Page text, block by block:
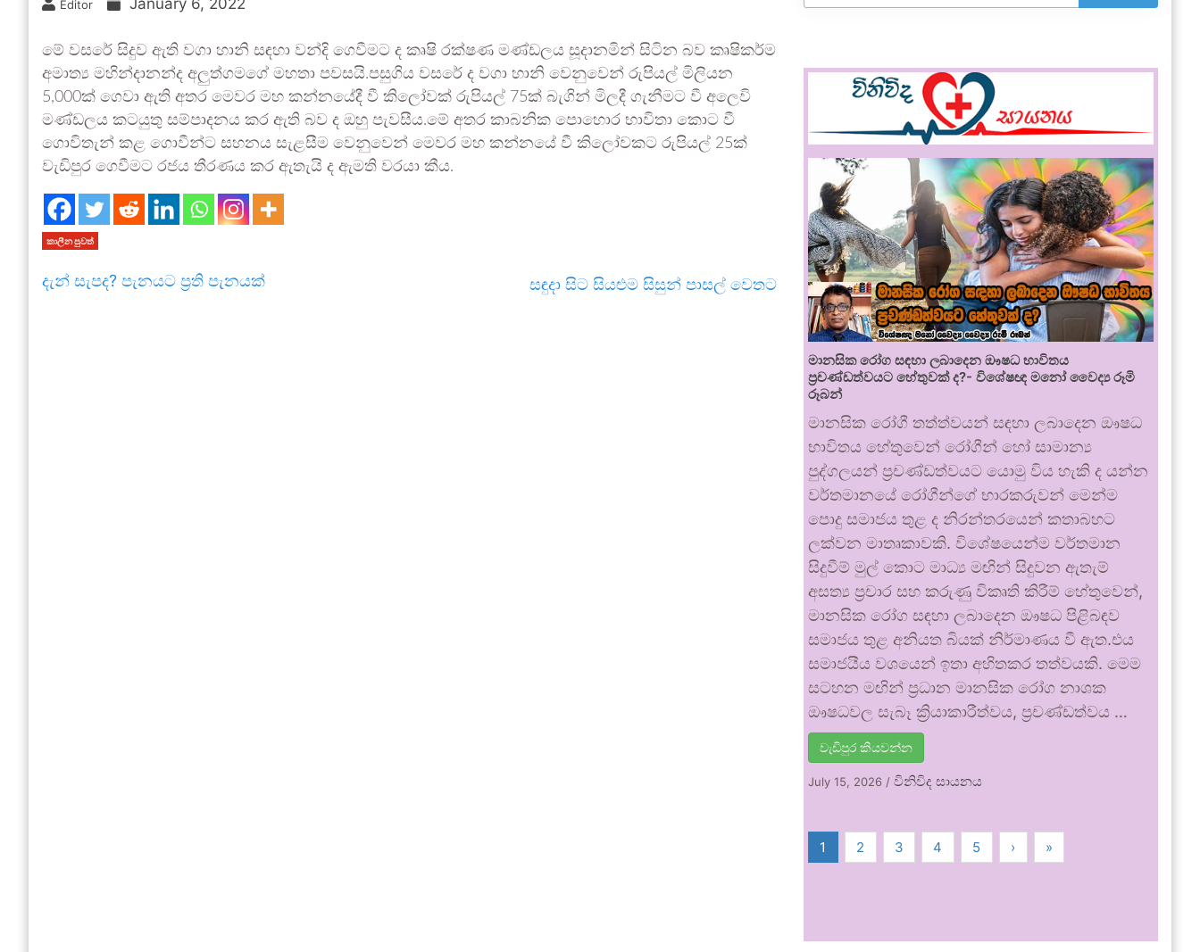
Editor January 6, 2022
මේ වසරේ සිදුව ඇති වගා හානි සඳහා වන්දි ගෙවීමට ද කෘෂි රක්ෂණ මණ්ඩලය සූදානමින් සිටින බව කෘෂිකර්ම
අමාත්‍ය මහින්දානන්ද අලුත්ගමගේ මහතා පවසයි.පසුගිය වසරේ ද වගා හානි වෙනුවෙන් රුපියල් මිලියන
5,000ක් ගෙවා ඇති අතර මෙවර මහ කන්නයේදී වී කිලෝවක් රුපියල් 75ක් බැගින් මිලදී ගැනීමට වී අලෙවි
මණ්ඩලය කටයුතු සම්පාදනය කර ඇති බව ද ඔහු පැවසීය.මේ අතර කාබනික පොහොර භාවිතා කොට වී
ගොවිතැන් කළ ගොවීන්ට සහනය සැළසීම වෙනුවෙන් මෙවර මහ කන්නයේ වී කිලෝවකට රුපියල් 25ක්
වැඩිපුර ගෙවීමට රජය තීරණය කර ඇතැයි ද ඇමති වරයා කීය.
කාලීන පුවත්
දැන් සැපද? පැනයට ප්‍රති පැනයක් සඳුදා සිට සියළුම සිසුන් පාසල් වෙතට
මානසික රෝග සඳහා ලබාදෙන ඖෂධ භාවිතය
ප්‍රචණ්ඩත්වයට හේතුවක් ද?- විශේෂඥ මනෝ වෛද්‍ය රූමි
රූබන්
මානසික රෝගී තත්ත්වයන් සඳහා ලබාදෙන ඖෂධ
භාවිතය හේතුවෙන් රෝගීන් හෝ සාමාන්‍ය
පුද්ගලයන් ප්‍රචණ්ඩත්වයට යොමු විය හැකි ද යන්න
වර්තමානයේ රෝගීන්ගේ භාරකරුවන් මෙන්ම
පොදු සමාජය තුළ ද නිරන්තරයෙන් කතාබහට
ලක්වන මාතෘකාවකි. විශේෂයෙන්ම වර්තමාන
සිදුවීම් මුල් කොට මාධ්‍ය මඟින් සිදුවන ඇතැම්
අසත්‍ය ප්‍රචාර සහ කරුණු විකෘති කිරීම් හේතුවෙන්,
මානසික රෝග සඳහා ලබාදෙන ඖෂධ පිළිබඳව
සමාජය තුළ අනියත බියක් නිර්මාණය වී ඇත.එය
සමාජයීය වශයෙන් ඉතා අහිතකර තත්වයකි. මෙම
සටහන මඟින් ප්‍රධාන මානසික රෝග නාශක
ඖෂධවල සැබෑ ක්‍රියාකාරීත්වය, ප්‍රචණ්ඩත්වය …
වැඩිපුර කියවන්න
July 15, 2026 /විනිවිද සායනය
1 2 3 4 5 › »